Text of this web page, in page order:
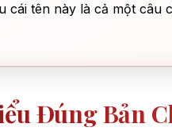
cái tên này là cả một câu
Đúng Bản